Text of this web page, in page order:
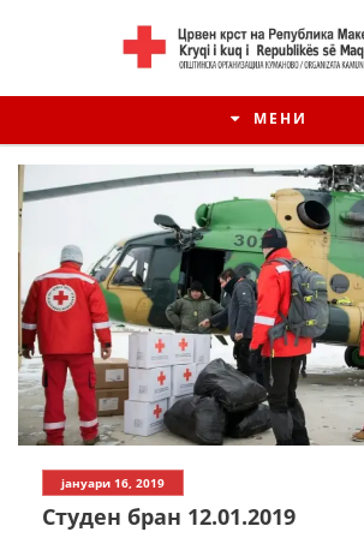
МЕНИ
ИСТОРИЈАТ НА ЦКРМ
ИСТОРИЈАТ НА ДВИЖЕЊЕТО
јануари 16, 2019
Студен бран 12.01.2019